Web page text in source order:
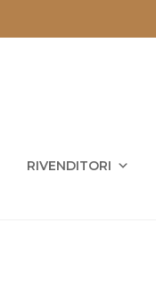
RIVENDITORI